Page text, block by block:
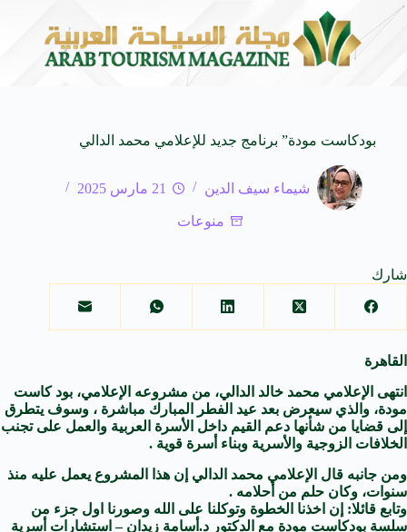
كيفنا.. في كل وجهة سحر خاص* 8 أغسطس 2026 افتتاح اكبر صالة
بودكاست مودة” برنامج جديد للإعلامي محمد الدالي
شيماء سيف الدين 21 مارس 2025
منوعات
شارك
القاهرة
انتهى الإعلامي محمد خالد الدالي، من مشروعه الإعلامي، بود كاست
مودة، والذي سيعرض بعد عيد الفطر المبارك مباشرة ، وسوف يتطرق
إلى قضايا من شأنها دعم القيم داخل الأسرة العربية والعمل على تجنب
الخلافات الزوجية والأسرية وبناء أسرة قوية .
ومن جانبه قال الإعلامي محمد الدالي إن هذا المشروع يعمل عليه منذ
سنوات، وكان حلم من أحلامه .
وتابع قائلا: إن اخذنا الخطوة وتوكلنا على الله وصورنا اول جزء من
سلسة بودكاست مودة مع الدكتور د.أسامة زيدان – استشارات أسرية